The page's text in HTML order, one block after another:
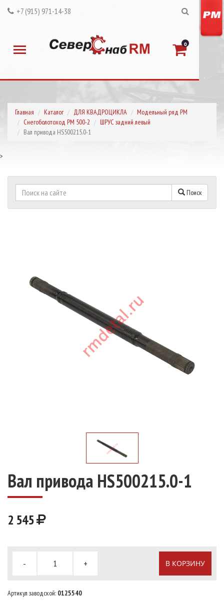
+7 (915) 971-14-38
0
Главная Каталог ДЛЯ КВАДРОЦИКЛА
Модельный ряд РМ
Снегоболотоход РМ 500-2
ШРУС задний левый
Вал привода HS500215.0-1
>
Поиск
Вал привода HS500215.0-1
2 545
- + В КОРЗИНУ
Артикул заводской: 0125540